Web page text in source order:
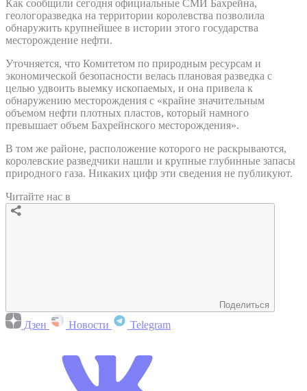
Как сообщили сегодня официальные СМИ Бахрейна,
геологоразведка на территории королевства позволила
обнаружить крупнейшее в истории этого государства
месторождение нефти.
Уточняется, что Комитетом по природным ресурсам и
экономической безопасности велась плановая разведка с
целью удвоить выемку ископаемых, и она привела к
обнаружению месторождения с «крайне значительным
объемом нефти плотных пластов, который намного
превышает объем Бахрейнского месторождения».
В том же районе, расположение которого не раскрываются,
королевские разведчики нашли и крупные глубинные запасы
природного газа. Никаких цифр эти сведения не публикуют.
Читайте нас в
Поделиться
Дзен Новости Telegram